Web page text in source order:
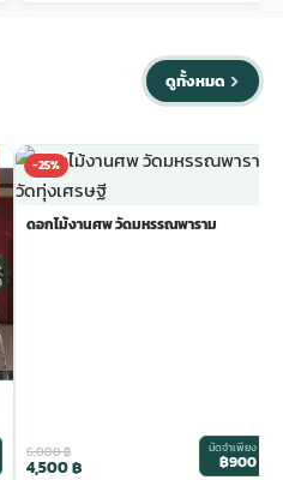
ดูทั้งหมด
-25%
ดอกไม้งานศพ วัดมหรรณพาราม
6,000฿
4,500฿
มัดจำเพียง
฿900